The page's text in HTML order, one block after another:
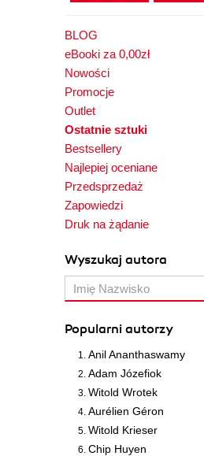
BLOG
eBooki za 0,00zł
Nowości
Promocje
Outlet
Ostatnie sztuki
Bestsellery
Najlepiej oceniane
Przedsprzedaż
Zapowiedzi
Druk na żądanie
Wyszukaj autora
Popularni autorzy
Anil Ananthaswamy
Adam Józefiok
Witold Wrotek
Aurélien Géron
Witold Krieser
Chip Huyen